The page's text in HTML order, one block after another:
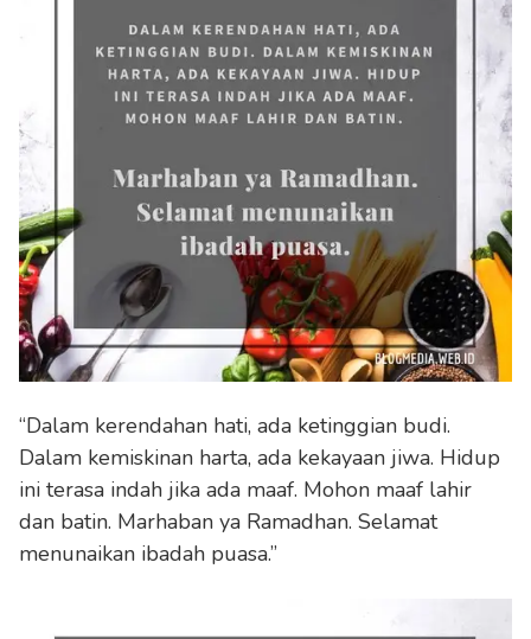
“Dalam kerendahan hati, ada ketinggian budi.
Dalam kemiskinan harta, ada kekayaan jiwa. Hidup
ini terasa indah jika ada maaf. Mohon maaf lahir
dan batin. Marhaban ya Ramadhan. Selamat
menunaikan ibadah puasa.”